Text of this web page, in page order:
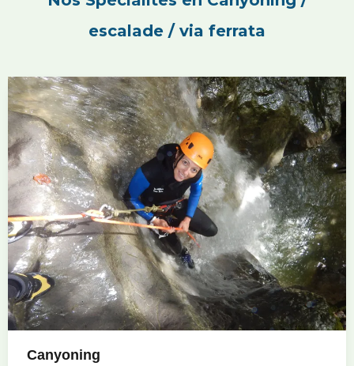
escalade / via ferrata
Canyoning